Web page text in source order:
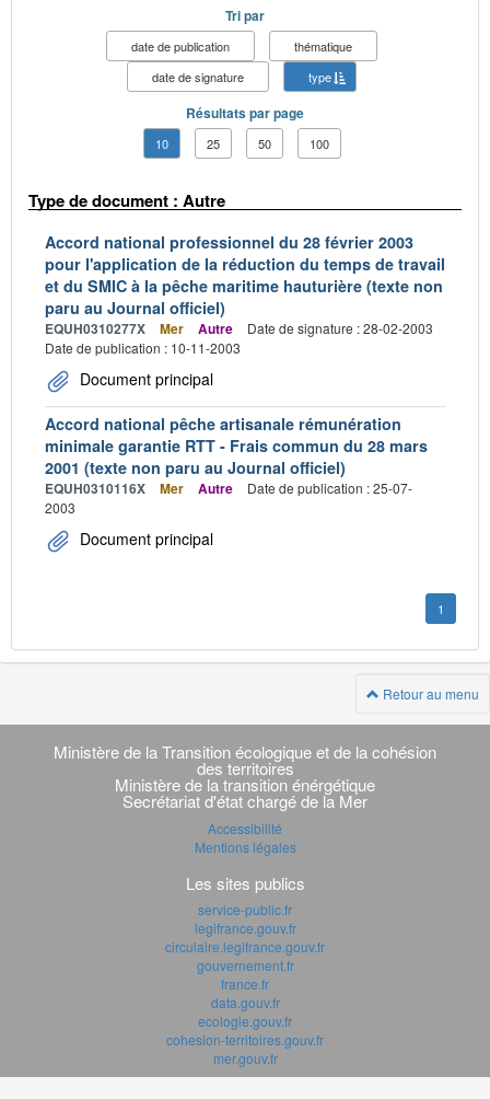
Tri par
date de publication
thématique
date de signature
type
Résultats par page
10 25 50 100
Type de document : Autre
Accord national professionnel du 28 février 2003
pour l'application de la réduction du temps de travail
et du SMIC à la pêche maritime hauturière (texte non
paru au Journal officiel)
EQUH0310277X Mer Autre
Date de signature : 28-02-2003
Date de publication : 10-11-2003
Document principal
Accord national pêche artisanale rémunération
minimale garantie RTT - Frais commun du 28 mars
2001 (texte non paru au Journal officiel)
EQUH0310116X Mer Autre
Date de publication : 25-07-
2003
Document principal
1
Retour au menu
Navigation
transverse
Ministère de la Transition écologique et de la cohésion
des territoires
Ministère de la transition énérgétique
Secrétariat d'état chargé de la Mer
Accessibilité
Mentions légales
Les sites publics
service-public.fr
legifrance.gouv.fr
circulaire.legifrance.gouv.fr
gouvernement.fr
france.fr
data.gouv.fr
ecologie.gouv.fr
cohesion-territoires.gouv.fr
mer.gouv.fr